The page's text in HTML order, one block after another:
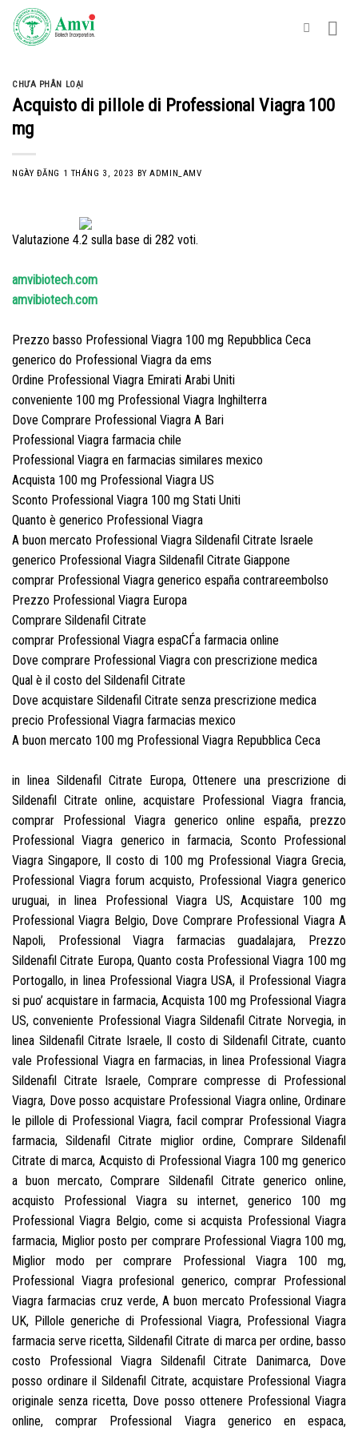
Skip
content
CHƯA PHÂN LOẠI
Acquisto di pillole di Professional Viagra 100
mg
NGÀY ĐĂNG 1 THÁNG 3, 2023 BYADMIN_AMV
Valutazione 4.2 sulla base di 282 voti.
amvibiotech.com
amvibiotech.com
Prezzo basso Professional Viagra 100 mg Repubblica Ceca
generico do Professional Viagra da ems
Ordine Professional Viagra Emirati Arabi Uniti
conveniente 100 mg Professional Viagra Inghilterra
Dove Comprare Professional Viagra A Bari
Professional Viagra farmacia chile
Professional Viagra en farmacias similares mexico
Acquista 100 mg Professional Viagra US
Sconto Professional Viagra 100 mg Stati Uniti
Quanto è generico Professional Viagra
A buon mercato Professional Viagra Sildenafil Citrate Israele
generico Professional Viagra Sildenafil Citrate Giappone
comprar Professional Viagra generico españa contrareembolso
Prezzo Professional Viagra Europa
Comprare Sildenafil Citrate
comprar Professional Viagra espaСЃa farmacia online
Dove comprare Professional Viagra con prescrizione medica
Qual è il costo del Sildenafil Citrate
Dove acquistare Sildenafil Citrate senza prescrizione medica
precio Professional Viagra farmacias mexico
A buon mercato 100 mg Professional Viagra Repubblica Ceca
in linea Sildenafil Citrate Europa, Ottenere una prescrizione di
Sildenafil Citrate online, acquistare Professional Viagra francia,
comprar Professional Viagra generico online españa, prezzo
Professional Viagra generico in farmacia, Sconto Professional
Viagra Singapore, Il costo di 100 mg Professional Viagra Grecia,
Professional Viagra forum acquisto, Professional Viagra generico
uruguai, in linea Professional Viagra US, Acquistare 100 mg
Professional Viagra Belgio, Dove Comprare Professional Viagra A
Napoli, Professional Viagra farmacias guadalajara, Prezzo
Sildenafil Citrate Europa, Quanto costa Professional Viagra 100 mg
Portogallo, in linea Professional Viagra USA, il Professional Viagra
si puo’ acquistare in farmacia, Acquista 100 mg Professional Viagra
US, conveniente Professional Viagra Sildenafil Citrate Norvegia, in
linea Sildenafil Citrate Israele, Il costo di Sildenafil Citrate, cuanto
vale Professional Viagra en farmacias, in linea Professional Viagra
Sildenafil Citrate Israele, Comprare compresse di Professional
Viagra, Dove posso acquistare Professional Viagra online, Ordinare
le pillole di Professional Viagra, facil comprar Professional Viagra
farmacia, Sildenafil Citrate miglior ordine, Comprare Sildenafil
Citrate di marca, Acquisto di Professional Viagra 100 mg generico
a buon mercato, Comprare Sildenafil Citrate generico online,
acquisto Professional Viagra su internet, generico 100 mg
Professional Viagra Belgio, come si acquista Professional Viagra
farmacia, Miglior posto per comprare Professional Viagra 100 mg,
Miglior modo per comprare Professional Viagra 100 mg,
Professional Viagra profesional generico, comprar Professional
Viagra farmacias cruz verde, A buon mercato Professional Viagra
UK, Pillole generiche di Professional Viagra, Professional Viagra
farmacia serve ricetta, Sildenafil Citrate di marca per ordine, basso
costo Professional Viagra Sildenafil Citrate Danimarca, Dove
posso ordinare il Sildenafil Citrate, acquistare Professional Viagra
originale senza ricetta, Dove posso ottenere Professional Viagra
online, comprar Professional Viagra generico en espaсa,